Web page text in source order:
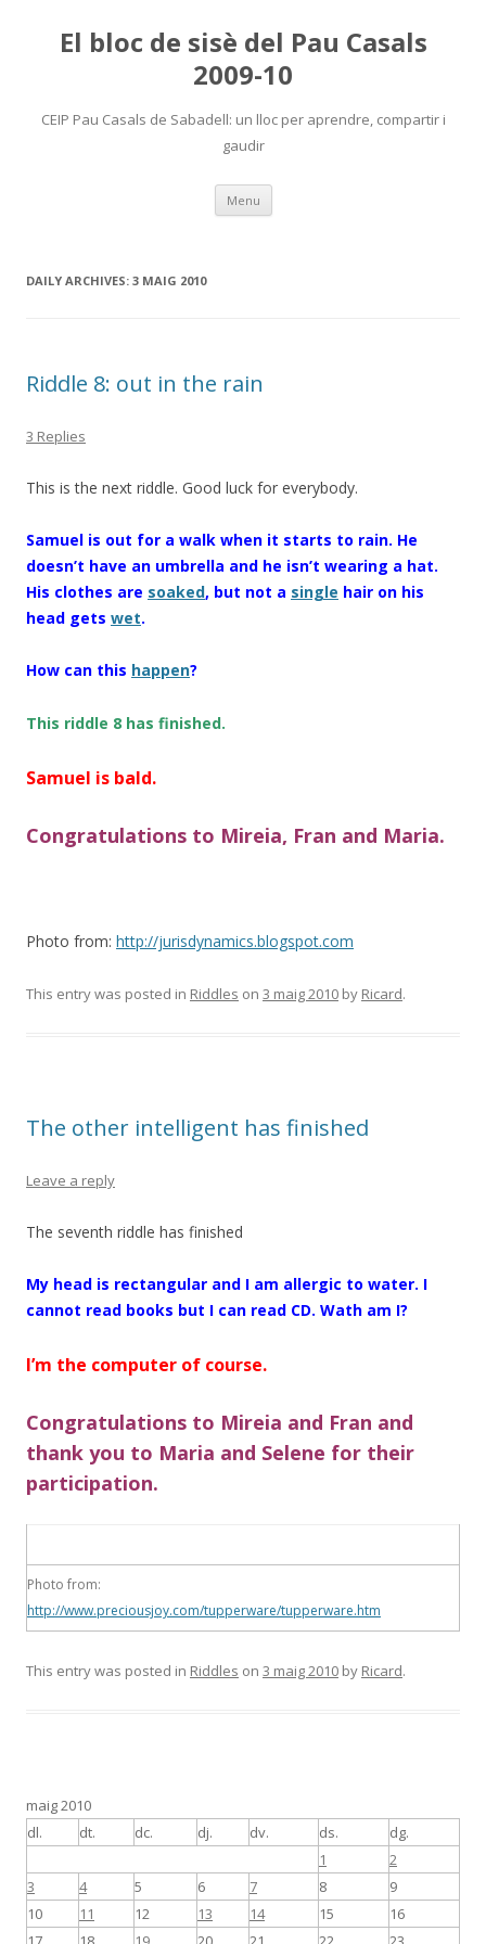
El bloc de sisè del Pau Casals
2009-10
CEIP Pau Casals de Sabadell: un lloc per aprendre, compartir i
gaudir
Menu Skip
content
DAILY ARCHIVES: 3 MAIG 2010
Riddle 8: out in the rain
3 Replies
This is the next riddle. Good luck for everybody.
Samuel is out for a walk when it starts to rain. He
doesn’t have an umbrella and he isn’t wearing a hat.
His clothes are soaked, but not a single hair on his
head gets wet.
How can this happen?
This riddle 8 has finished.
Samuel is bald.
Congratulations to Mireia, Fran and Maria.
Photo from: http://jurisdynamics.blogspot.com
This entry was posted in Riddles on 3 maig 2010 by Ricard.
The other intelligent has finished
Leave a reply
The seventh riddle has finished
My head is rectangular and I am allergic to water. I
cannot read books but I can read CD. Wath am I?
I’m the computer of course.
Congratulations to Mireia and Fran and
thank you to Maria and Selene for their
participation.
Photo from:
http://www.preciousjoy.com/tupperware/tupperware.htm
This entry was posted in Riddles on 3 maig 2010 by Ricard.
maig 2010
dl.
dt. dc. dj. dv. ds.
dg.
1
2
3
4 5 6 7 8
9
10
11 12 13 14 15
16